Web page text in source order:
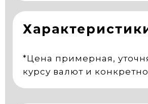
*Цена примерная,
курсу валют и